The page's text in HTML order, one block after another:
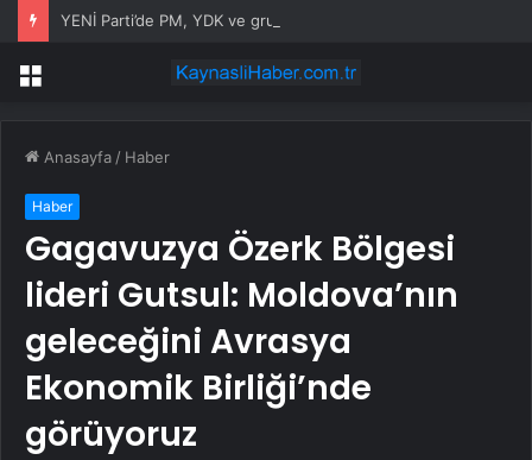
YENİ Parti’de PM, YDK ve grup başkanvekilleri belirlendi
Menü
Anasayfa / Haber
Haber
Gagavuzya Özerk Bölgesi
lideri Gutsul: Moldova’nın
geleceğini Avrasya
Ekonomik Birliği’nde
görüyoruz